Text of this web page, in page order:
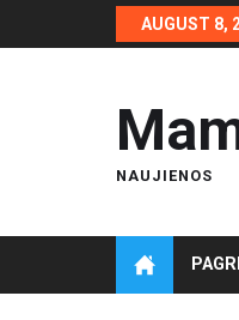
to
AUGUST 8,
NAUJIENOS